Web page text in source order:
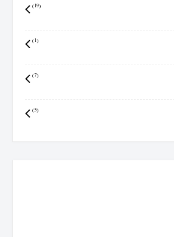
(19)
(1)
(7)
(5)